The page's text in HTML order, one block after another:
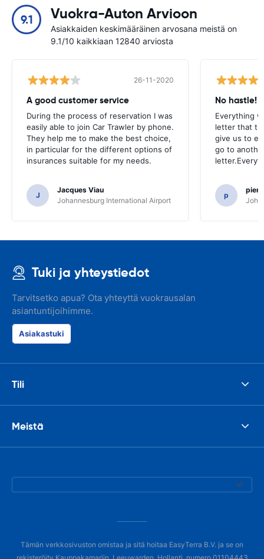
9.1 Vuokra-Auton Arvioon
Asiakkaiden keskimääräinen arvosana meistä on
9.1/10 kaikkiaan 12840 arviosta
26-11-2020
A good customer service
During the process of reservation I was
easily able to join Car Trawler by phone.
They help me to make the best choice,
in particular for the different options of
insurances suitable for my needs.
J
Jacques Viau
Johannesburg International Airport
No hastle!
Everything
letter that
give us to
go to
p
Tuki ja yhteystiedot
Tarvitsetko apua? Ota yhteyttä vuokrausalan
asiantuntijoihimme.
Asiakastuki
Tili
Meistä
Tämän verkkosivuston omistaa ja sitä hoitaa EasyTerra B.V. ja se on